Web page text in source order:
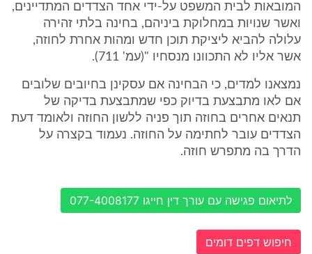
המובאות לבית המשפט על-ידי אחד הצדדים המתדיינים,
ואשר שנויות במחלוקת ביניהם, בחינה בלתי זהירה
עלולה להביא ליציקת תוכן חדש ומהות אחרת לחוזה,
אשר אליו לא התכוונו מנסחיו "(עמ' 711).
נמצאנו למדים, כי הבחינה אם עסקינן בחיובים שלובים
אם לאו מתבצעת בדיוק כפי שמתבצעת בדיקה של
תנאים אחרים בחוזה תוך פניה ללשון החוזה ולאומד דעת
הצדדים עובר לחתימה על החוזה. נעמוד בקצרה על
הדרך בה מתפרש חוזה.
לתיאום פגישה עם עורך דין חייגו 077-4008177
חיפוש דפים דומים